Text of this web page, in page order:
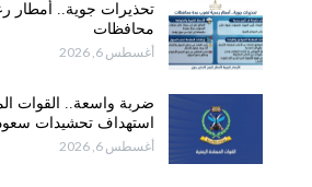
تحذيرات جوية.. أمطار
محافظات
أغسطس 6, 2026
ضربة واسعة.. القوات
استهداف تحشيدات
أغسطس 6, 2026